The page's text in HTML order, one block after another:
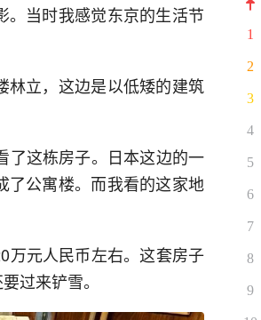
。当时我感觉东京的生活节
林立，这边是以低矮的建筑
了这栋房子。日本这边的一
了公寓楼。而我看的这家地
万元人民币左右。这套房子
过来铲雪。
1
2
3
4
5
6
7
8
9